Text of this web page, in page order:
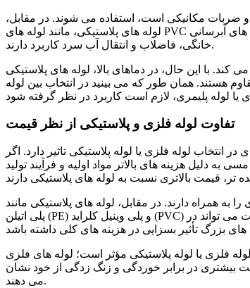
ضربات مکانیکی است، استفاده می شوند. در مقابل،
لوله های پلاستیکی، مانند لوله
های آبرسانی
خانگی، فاضلاب و انتقال آب سرد کاربرد دارند.
می کند. با این حال، در دماهای بالا، لوله های پلاستیکی
هستند. همان طور که می بینید در انتخاب بین لوله
تفاوت لوله فلزی و پلاستیکی از نظر قیمت
انتخاب لوله فلزی یا لوله پلاستیکی تاثیر دارد. اگر
به دلیل هزینه های بالاتر مواد اولیه و فرآیند تولید
تر، قیمت بالاتری نسبت به لوله
به همراه دارند. در مقابل، لوله های پلاستیکی مانند
پلی
اتیلن (PE) و پلی می تواند در
های بزرگ تأثیر بسزایی در هزینه
فلزی یا لوله پلاستیکی مؤثر است؛ لوله های فلزی
بیشتری در برابر خوردگی و زنگ زدگی از خود نشان
میدهند.